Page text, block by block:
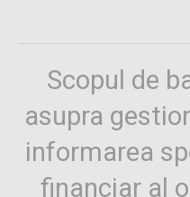
Scopul de
asupra
informarea
financiar al